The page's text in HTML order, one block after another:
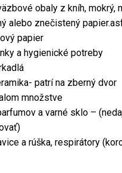
obaly z kníh, mokrý,
alebo znečistený
papier
a hygienické potreby
patrí na zberný dvor
množstve
a varné sklo –
a rúška, respirátory